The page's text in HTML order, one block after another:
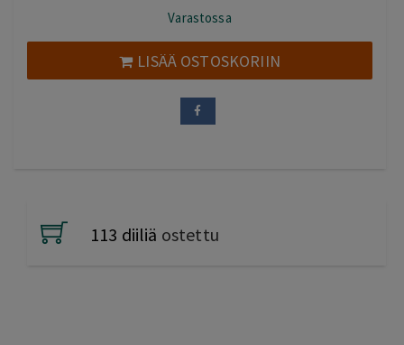
oli:
185,00 €. 89,00 €.
Varastossa
LISÄÄ OSTOSKORIIN
113 diiliä ostettu